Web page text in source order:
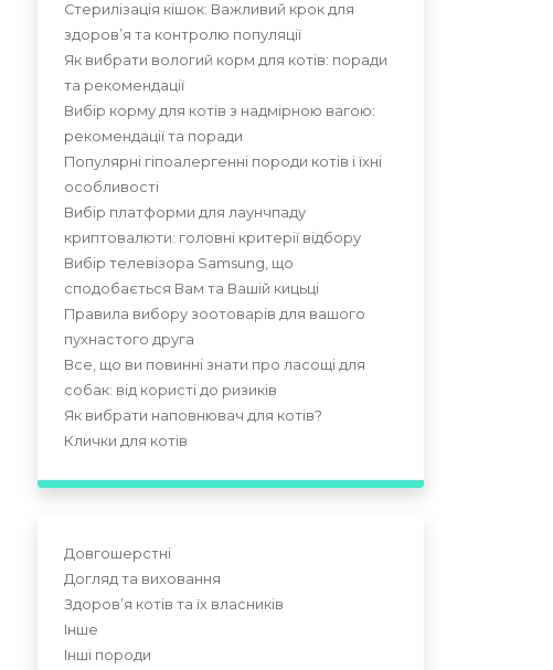
Стерилізація кішок: Важливий крок для
здоров’я та контролю популяції
Як вибрати вологий корм для котів: поради
та рекомендації
Вибір корму для котів з надмірною вагою:
рекомендації та поради
Популярні гіпоалергенні породи котів і їхні
особливості
Вибір платформи для лаунчпаду
криптовалюти: головні критерії відбору
Вибір телевізора Samsung, що
сподобається Вам та Вашій кицьці
Правила вибору зоотоварів для вашого
пухнастого друга
Все, що ви повинні знати про ласощі для
собак: від користі до ризиків
Як вибрати наповнювач для котів?
Клички для котів
Довгошерстні
Догляд та виховання
Здоров’я котів та їх власників
Інше
Інші породи